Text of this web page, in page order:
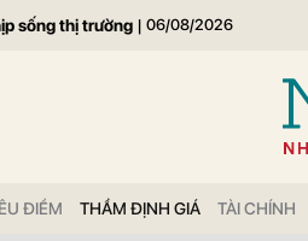
sống thị trường | 06/08/2026
ĐIỂM THẨM ĐỊNH GIÁ TÀI CHÍNH
Gửi bình